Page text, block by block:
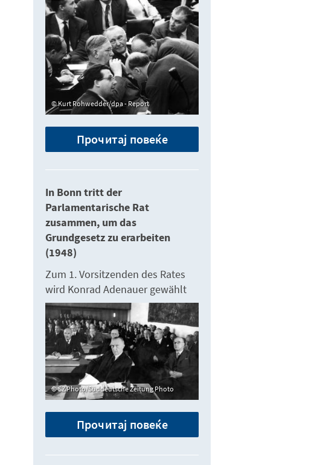
Kurt Rohwedder/dpa - Report
Прочитај повеќе
In Bonn tritt der
Parlamentarische Rat
zusammen, um das
Grundgesetz zu erarbeiten
(1948)
Zum 1. Vorsitzenden des Rates
wird Konrad Adenauer gewählt
SZ Photo/Süddeutsche Zeitung Photo
Прочитај повеќе